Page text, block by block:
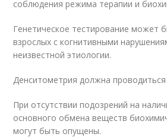
соблюдения режима терапии и
Генетическое тестирование может
взрослых с когнитивными
неизвестной этиологии.
Денситометрия должна
При отсутствии подозрений на
основного обмена веществ
могут быть опущены.